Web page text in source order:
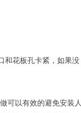
和花板孔卡紧，如果没
可以有效的避免安装人